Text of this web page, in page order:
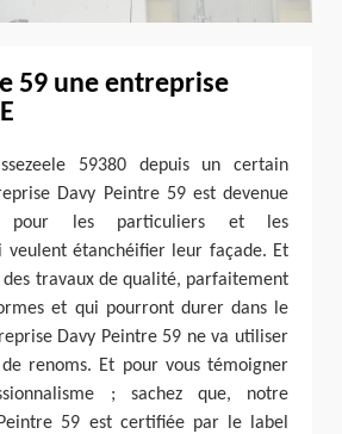
59 une entreprise
59380 depuis un certain
Davy Peintre 59 est devenue
pour les particuliers et les
veulent étanchéifier leur façade. Et
des travaux de qualité, parfaitement
et qui pourront durer dans le
Davy Peintre 59 ne va utiliser
renoms. Et pour vous témoigner
; sachez que, notre
59 est certifiée par le label